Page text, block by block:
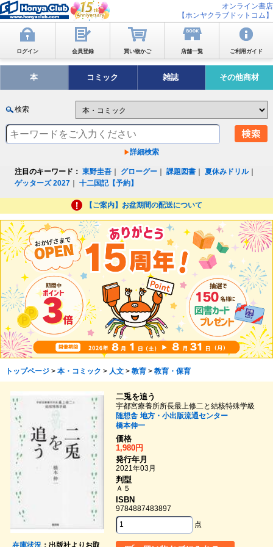
オンライン書店
【ホンヤクラブドットコム】
ログイン 会員登録 買い物かご 店舗一覧 ご利用ガイド
本 コミック 雑誌 その他商材
検索
詳細検索
注目のキーワード： 東野圭吾 グローグー ｜課題図書 ｜夏休みドリル｜
ゲッターズ 2027 ｜十二国記【予約】
【ご案内】お盆期間の配送について
トップページ> 本・コミック > 人文> 教育> 教育・保育
在庫状況：出版社よりお取
二兎を追う
宇都宮療養所所長最上修二と結核特殊学級
随想舎 地方・小出版流通センター
橋本伸一
価格
1,980円
発行年月
2021年03月
判型
Ａ５
ISBN
9784887483897
点